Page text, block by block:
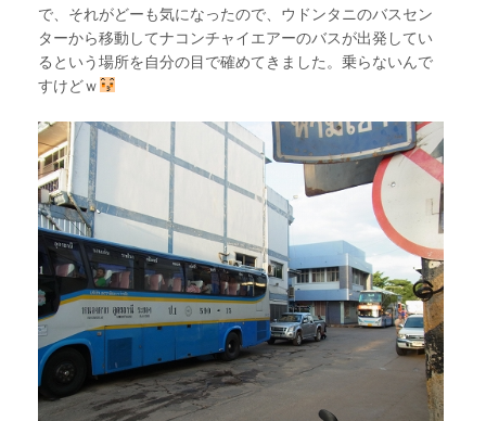
で、それがどーも気になったので、ウドンタニのバスセン
ターから移動してナコンチャイエアーのバスが出発してい
るという場所を自分の目で確めてきました。乗らないんで
すけどｗ